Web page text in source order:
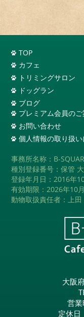
TOP
カフェ
トリミングサロン
ドッグラン
ブログ
プレミアム会員のご
お問い合わせ
個人情報の取り扱
事務所名称：B-
種別登録番号：保管
登録年月日：2016年
有効期限：2026年10
動物取扱責任者：上田
大阪
営
定休